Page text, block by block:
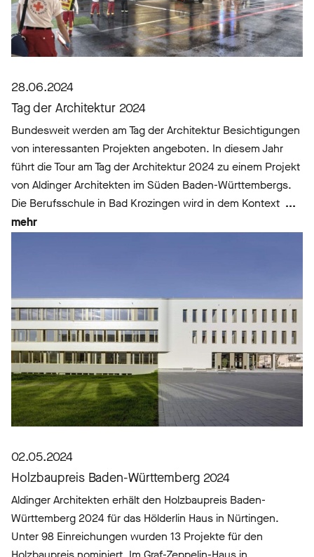
28.06.2024
Tag der Architektur 2024
Bundesweit werden am Tag der Architektur Besichtigungen
von interessanten Projekten angeboten. In diesem Jahr
führt die Tour am Tag der Architektur 2024 zu einem Projekt
von Aldinger Architekten im Süden Baden-Württembergs.
Die Berufsschule in Bad Krozingen wird in dem Kontext ...
mehr
02.05.2024
Holzbaupreis Baden-Württemberg 2024
Aldinger Architekten erhält den Holzbaupreis Baden-
Württemberg 2024 für das Hölderlin Haus in Nürtingen.
Unter 98 Einreichungen wurden 13 Projekte für den